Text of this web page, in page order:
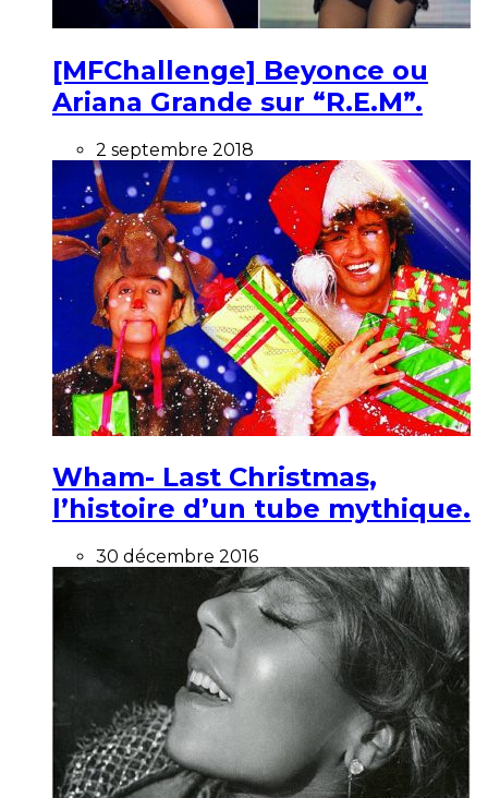
[MFChallenge] Beyonce ou
Ariana Grande sur “R.E.M”.
2 septembre 2018
Wham- Last Christmas,
l’histoire d’un tube mythique.
30 décembre 2016